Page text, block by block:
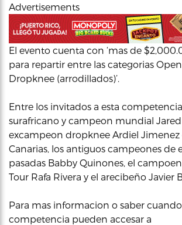
Advertisements
El evento cuenta con ‘mas de
para repartir entre las categorias
Dropknee (arrodillados)’.
Entre los invitados a esta
surafricano y campeon mundial
excampeon dropknee Ardiel Jimenez
Canarias, los antiguos campeones de
pasadas Babby Quinones, el
Tour Rafa Rivera y el arecibeño Javier
Para mas informacion o saber
competencia pueden accesar a